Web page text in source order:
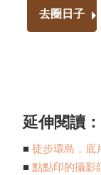
去圈日子
延伸閱讀：
■ 徒步環島，底
■ 點點印的攝影